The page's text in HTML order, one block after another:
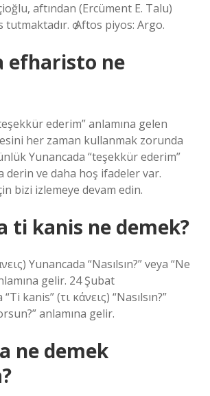
aftından (Ercüment E. Talu)
tutmaktadır. ѻ Aftos piyos: Argo.
efharisto ne
ederim” anlamına gelen
her zaman kullanmak zorunda
Yunancada “teşekkür ederim”
derin ve daha hoş ifadeler var.
bizi izlemeye devam edin.
ti kanis ne demek?
Yunancada “Nasılsın?” veya “Ne
gelir. 24 Şubat
kanis” (τι κάνεις) “Nasılsın?”
anlamına gelir.
ne demek